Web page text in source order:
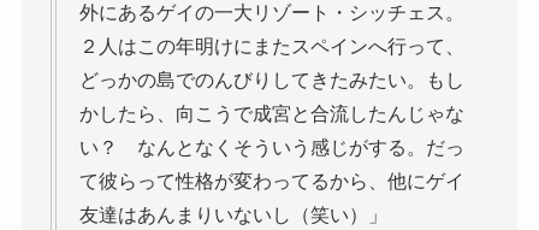
外にあるゲイの一大リゾート・シッチェス。
２人はこの年明けにまたスペインへ行って、
どっかの島でのんびりしてきたみたい。もし
かしたら、向こうで成宮と合流したんじゃな
い？ なんとなくそういう感じがする。だっ
て彼らって性格が変わってるから、他にゲイ
友達はあんまりいないし（笑い）」